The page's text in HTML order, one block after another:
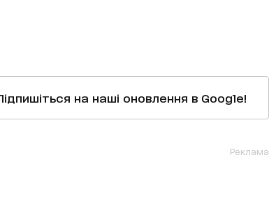
на наші оновлення в Google!
Реклама